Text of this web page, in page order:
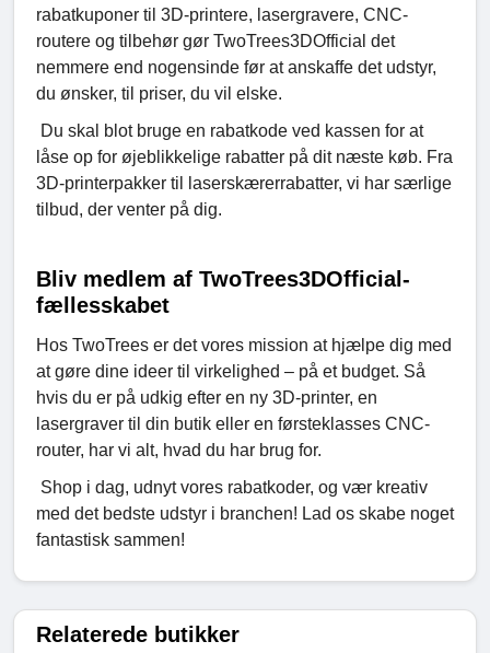
rabatkuponer til 3D-printere, lasergravere, CNC-
routere og tilbehør gør TwoTrees3DOfficial det
nemmere end nogensinde før at anskaffe det udstyr,
du ønsker, til priser, du vil elske.
Du skal blot bruge en rabatkode ved kassen for at
låse op for øjeblikkelige rabatter på dit næste køb. Fra
3D-printerpakker til laserskærerrabatter, vi har særlige
tilbud, der venter på dig.
Bliv medlem af TwoTrees3DOfficial-
fællesskabet
Hos TwoTrees er det vores mission at hjælpe dig med
at gøre dine ideer til virkelighed – på et budget. Så
hvis du er på udkig efter en ny 3D-printer, en
lasergraver til din butik eller en førsteklasses CNC-
router, har vi alt, hvad du har brug for.
Shop i dag, udnyt vores rabatkoder, og vær kreativ
med det bedste udstyr i branchen! Lad os skabe noget
fantastisk sammen!
Relaterede butikker